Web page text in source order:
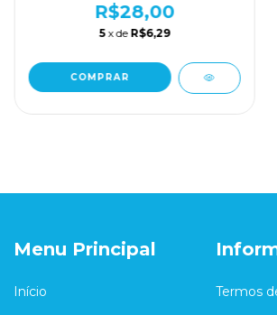
R$28,00
5 x de R$6,29
COMPRAR
Menu Principal
Início Termos